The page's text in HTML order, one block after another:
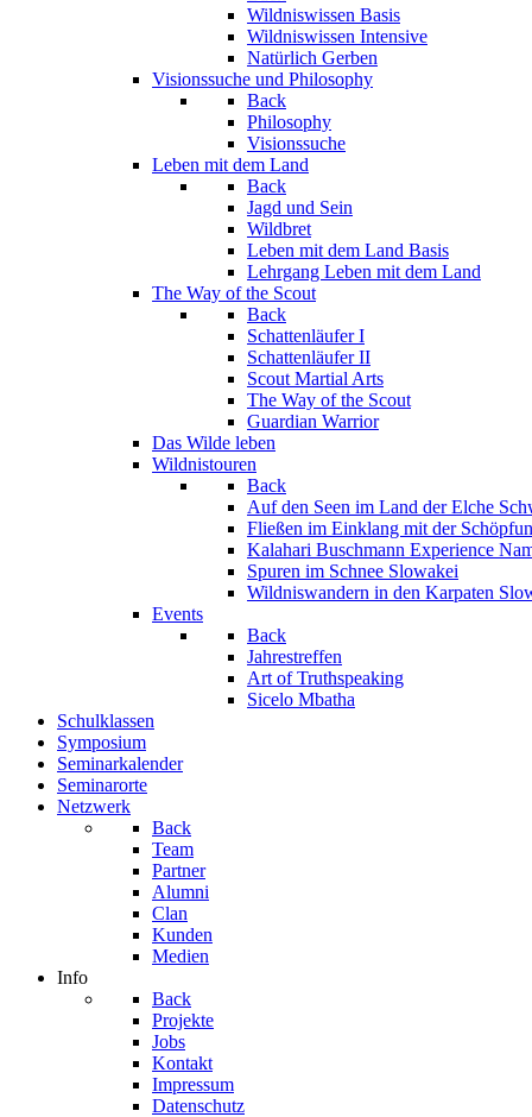
Wildniswissen Basis
Wildniswissen Intensive
Natürlich Gerben
Visionssuche und Philosophy
Back
Philosophy
Visionssuche
Leben mit dem Land
Back
Jagd und Sein
Wildbret
Leben mit dem Land Basis
Lehrgang Leben mit dem Land
The Way of the Scout
Back
Schattenläufer I
Schattenläufer II
Scout Martial Arts
The Way of the Scout
Guardian Warrior
Das Wilde leben
Wildnistouren
Back
Auf den Seen im Land der Elche
Fließen im Einklang mit der
Kalahari Buschmann Experience
Spuren im Schnee Slowakei
Wildniswandern in den Karpaten
Events
Back
Jahrestreffen
Art of Truthspeaking
Sicelo Mbatha
Schulklassen
Symposium
Seminarkalender
Seminarorte
Netzwerk
Back
Team
Partner
Alumni
Clan
Kunden
Medien
Info
Back
Projekte
Jobs
Kontakt
Impressum
Datenschutz